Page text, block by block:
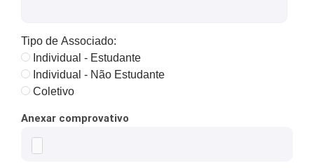
Tipo de Associado:
Individual - Estudante
Individual - Não Estudante
Coletivo
Anexar comprovativo